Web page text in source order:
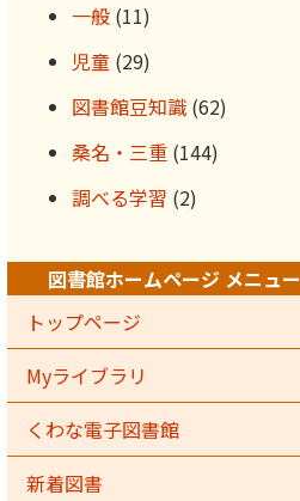
一般 (11)
児童 (29)
図書館豆知識 (62)
桑名・三重 (144)
調べる学習 (2)
図書館ホームページ メニュー
トップページ
Myライブラリ
くわな電子図書館
新着図書